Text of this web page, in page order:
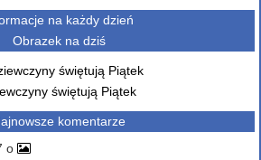
na każdy dzień
Obrazek na dziś
świętują Piątek
komentarze
o